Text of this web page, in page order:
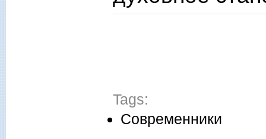
Tags:
Современники